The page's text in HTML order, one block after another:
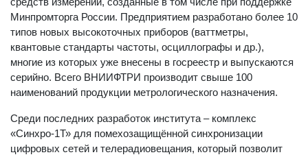
Минпромторга России. Предприятием разработано более 10
типов новых высокоточных приборов (ваттметры,
квантовые стандарты частоты, осциллографы и др.),
многие из которых уже внесены в госреестр и выпускаются
серийно. Всего ВНИИФТРИ производит свыше 100
наименований продукции метрологического назначения.
Среди последних разработок института – комплекс
«Синхро-1Т» для помехозащищённой синхронизации
цифровых сетей и телерадиовещания, который позволит